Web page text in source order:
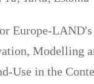
Europe-LAND's
Modelling
Use in the